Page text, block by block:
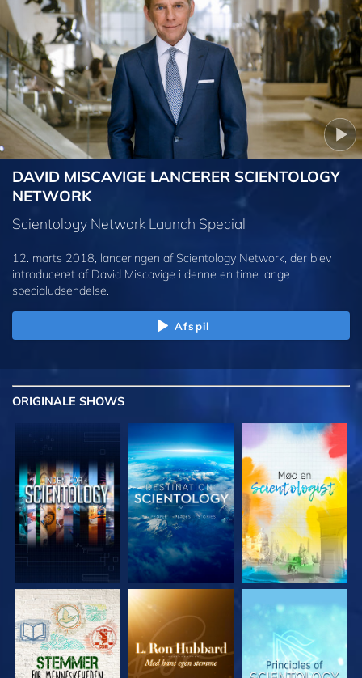
DAVID MISCAVIGE LANCERER SCIENTOLOGY
NETWORK
Scientology Network Launch Special
12. marts 2018, lanceringen af Scientology Network, der blev
introduceret af David Miscavige i denne en time lange
specialudsendelse.
Afspil
ORIGINALE SHOWS
UDFORSK SERIEN UDFORSK SERIEN UDFORSK SERIEN